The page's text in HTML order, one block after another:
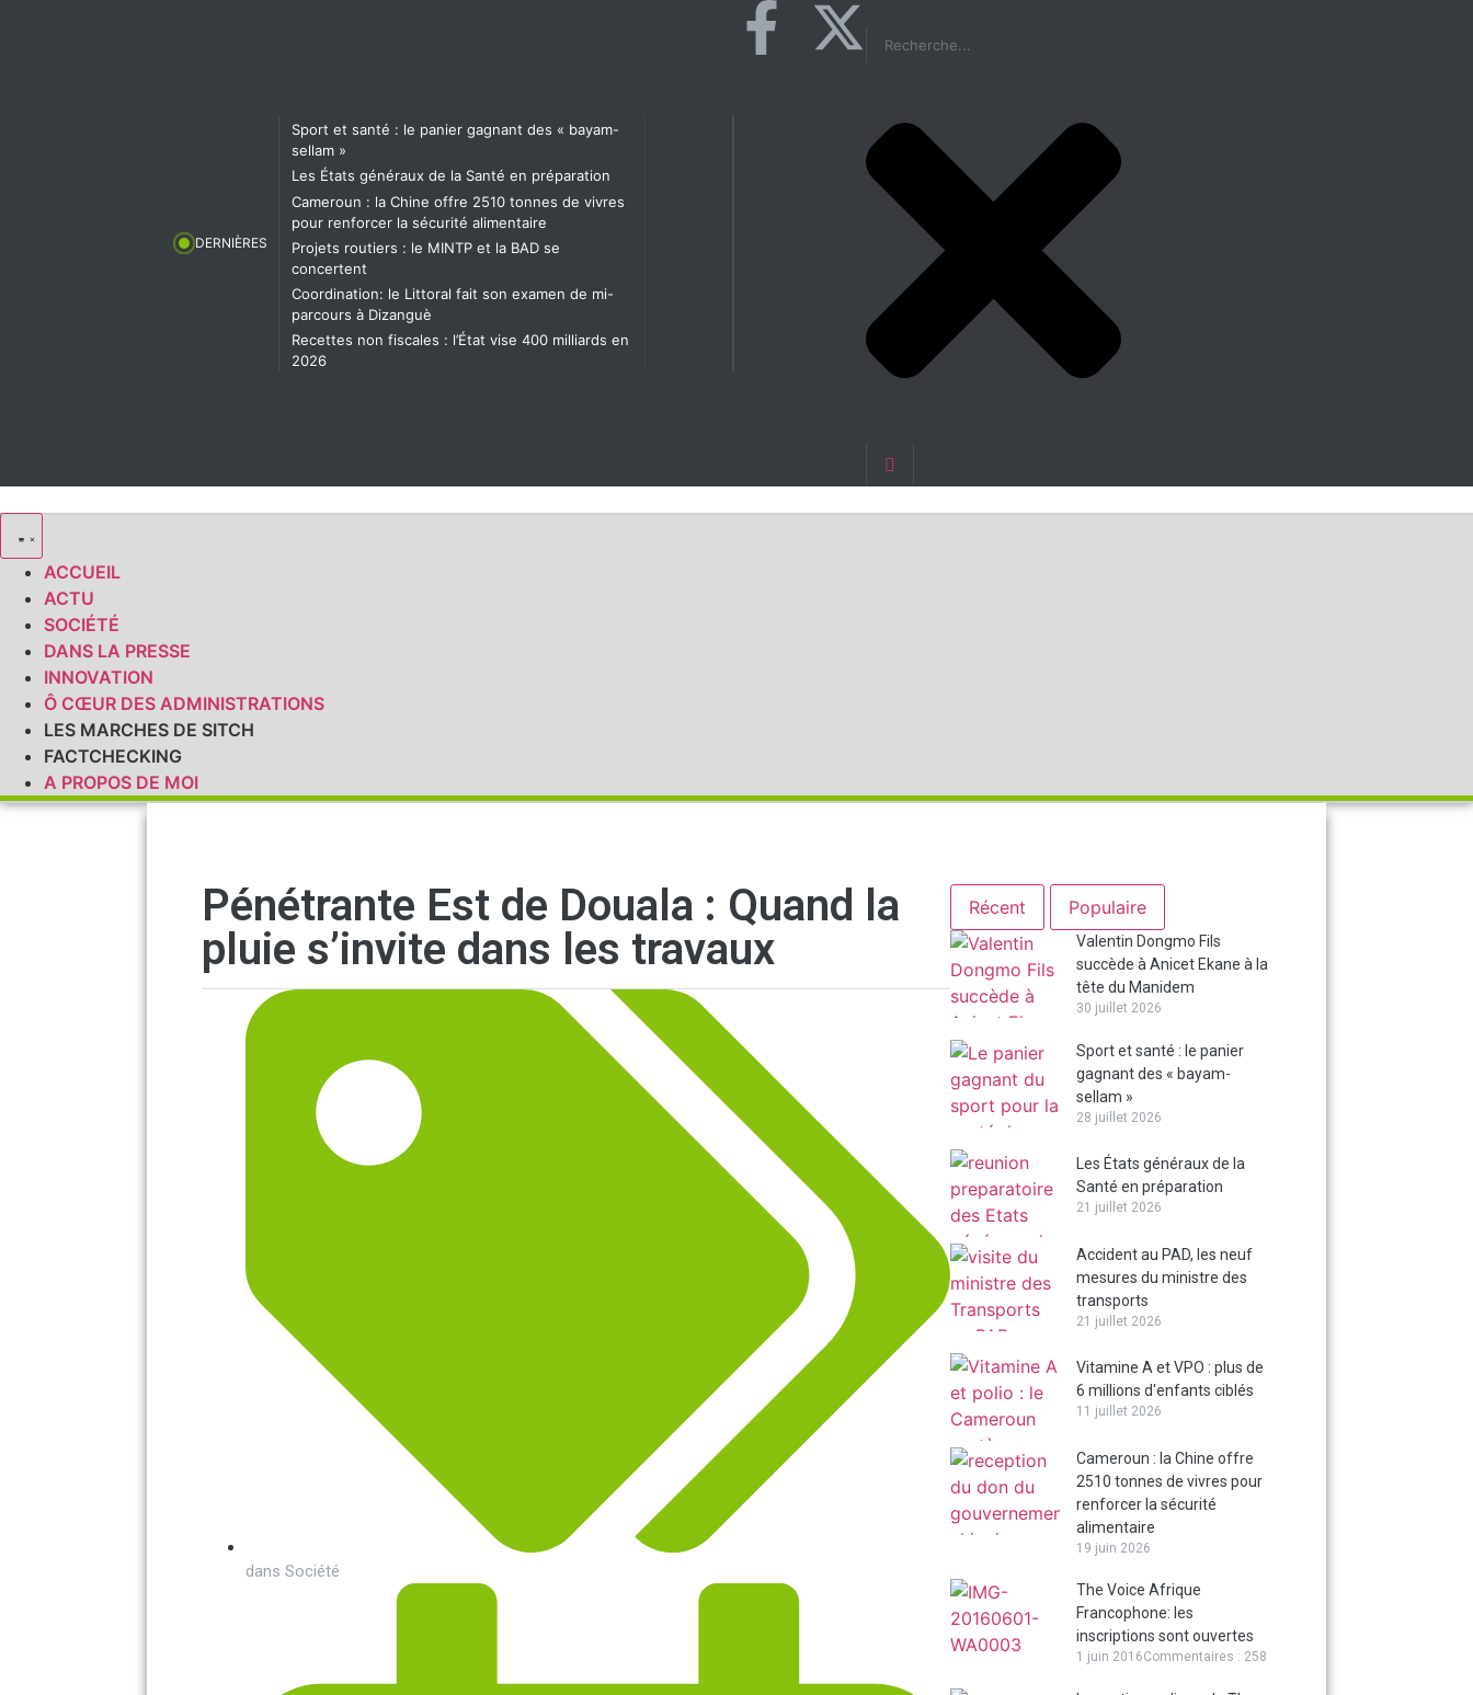
DERNIÈRES
Sport et santé : le panier gagnant des « bayam-
sellam »
Les États généraux de la Santé en préparation
Cameroun : la Chine offre 2510 tonnes de vivres
pour renforcer la sécurité alimentaire
Projets routiers : le MINTP et la BAD se
concertent
Coordination: le Littoral fait son examen de mi-
parcours à Dizanguè
Recettes non fiscales : l’État vise 400 milliards en
2026
ACCUEIL
ACTU
SOCIÉTÉ
DANS LA PRESSE
INNOVATION
Ô CŒUR DES ADMINISTRATIONS
LES MARCHES DE SITCH
FACTCHECKING
A PROPOS DE MOI
Pénétrante Est de Douala : Quand la
pluie s’invite dans les travaux
dans Société
Récent Populaire
Valentin Dongmo Fils
succède à Anicet Ekane à la
tête du Manidem
30 juillet 2026
Sport et santé : le panier
gagnant des « bayam-
sellam »
28 juillet 2026
Les États généraux de la
Santé en préparation
21 juillet 2026
Accident au PAD, les neuf
mesures du ministre des
transports
21 juillet 2026
Vitamine A et VPO : plus de
6 millions d'enfants ciblés
11 juillet 2026
Cameroun : la Chine offre
2510 tonnes de vivres pour
renforcer la sécurité
alimentaire
19 juin 2026
The Voice Afrique
Francophone: les
inscriptions sont ouvertes
1 juin 2016Commentaires : 258